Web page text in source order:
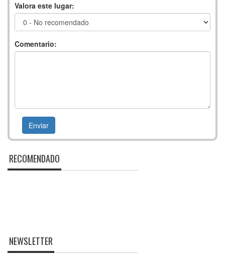
Valora este lugar:
Comentario:
RECOMENDADO
NEWSLETTER